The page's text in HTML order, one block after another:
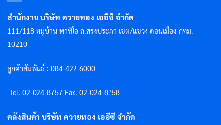
สำนักงาน บริษัท ควายทอง เออีซี จำกัด
111/118 หมู่บ้าน พาทิโอ ถ.สรงประภา เขต/แขวง ดอนเมือง กทม.
10210
ลูกค้าสัมพันธ์ : 084-422-6000
Tel. 02-024-8757 Fax. 02-024-8758
คลังสินค้า บริษัท ควายทอง เออีซี จำกัด